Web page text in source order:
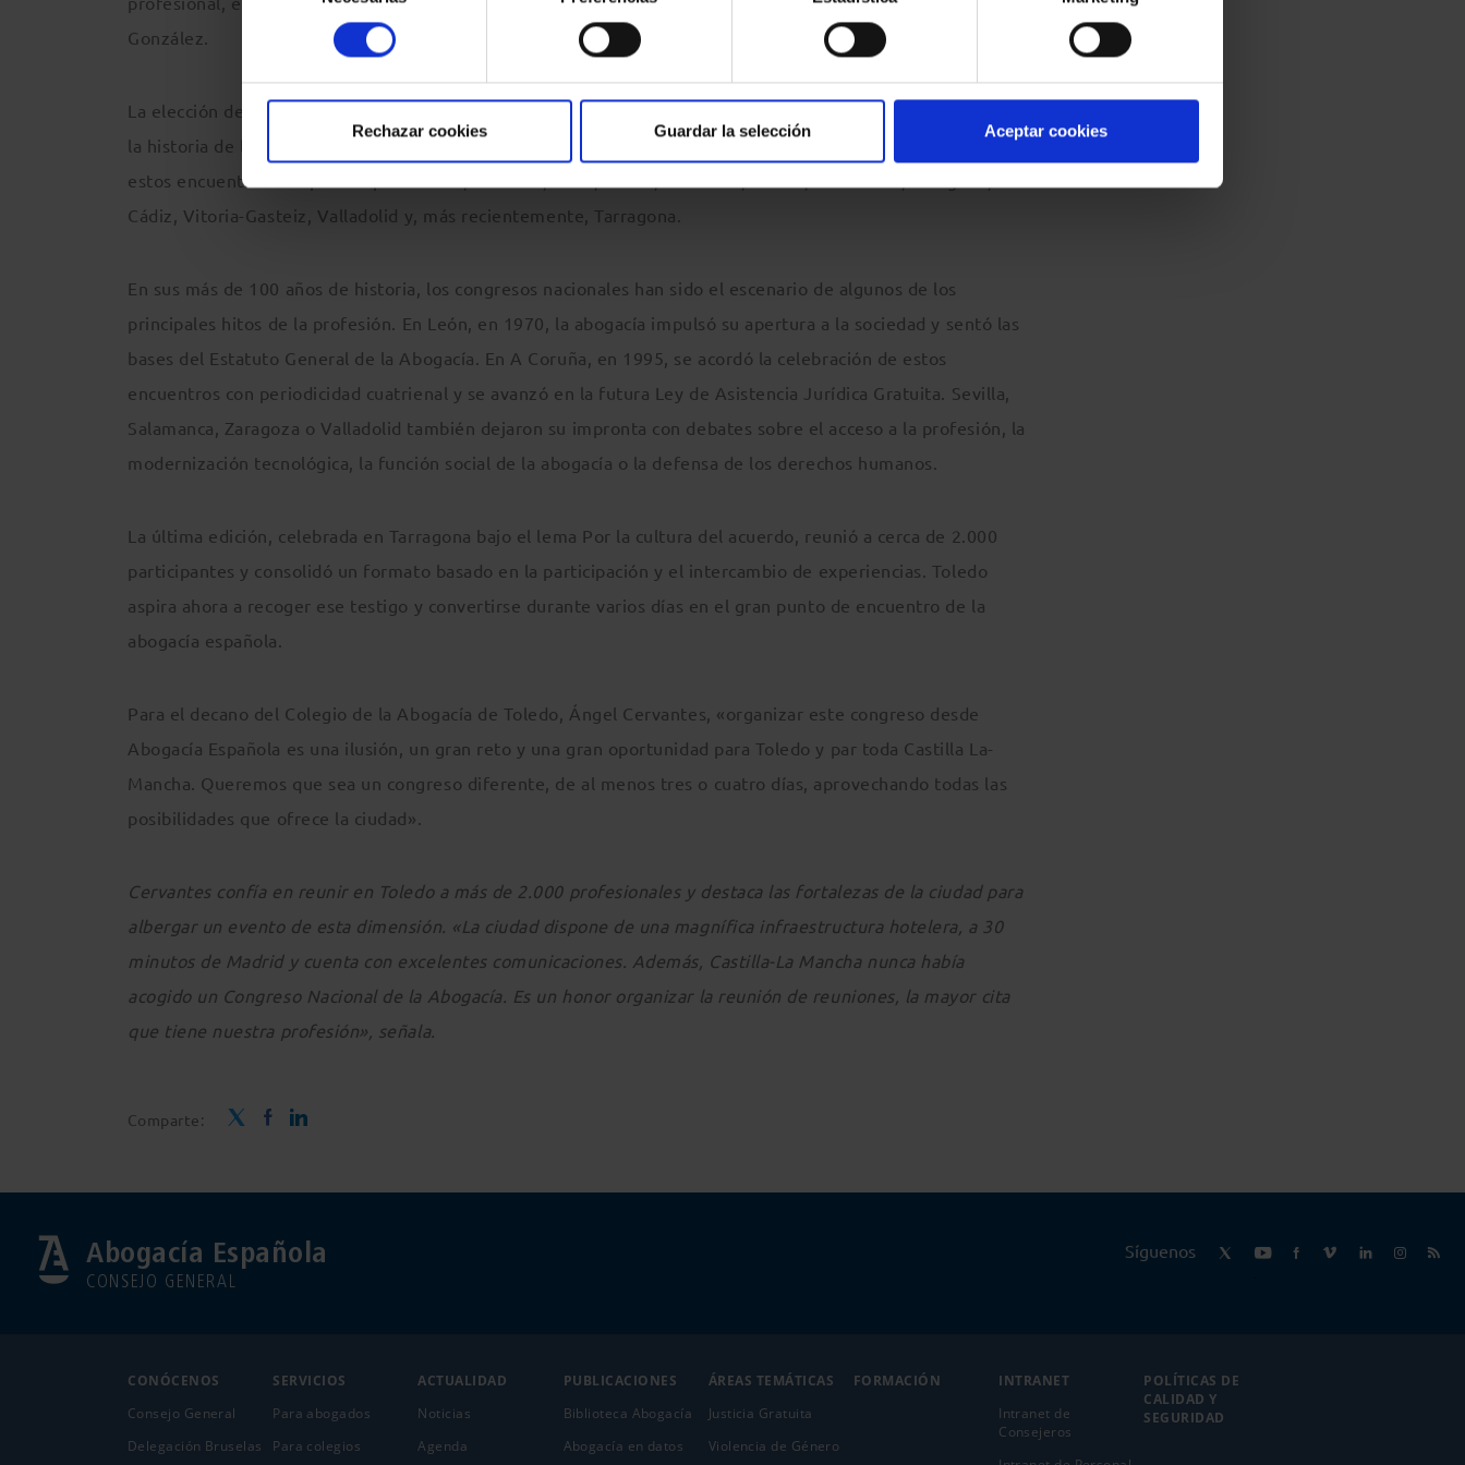
consentimiento
Rechazar cookies Guardar la selección Aceptar cookies
González.
La elección de Toledo incorpora la capital castellano-manchega a una larga lista de ciudades que han escrito
la historia de la abogacía española. Desde el primer Congreso Nacional, celebrado en San Sebastián en 1917,
estos encuentros han pasado por Madrid, Valencia, León, Palma, A Coruña, Sevilla, Salamanca, Zaragoza,
Cádiz, Vitoria-Gasteiz, Valladolid y, más recientemente, Tarragona.
En sus más de 100 años de historia, los congresos nacionales han sido el escenario de algunos de los
principales hitos de la profesión. En León, en 1970, la abogacía impulsó su apertura a la sociedad y sentó las
bases del Estatuto General de la Abogacía. En A Coruña, en 1995, se acordó la celebración de estos
encuentros con periodicidad cuatrienal y se avanzó en la futura Ley de Asistencia Jurídica Gratuita. Sevilla,
Salamanca, Zaragoza o Valladolid también dejaron su impronta con debates sobre el acceso a la profesión, la
modernización tecnológica, la función social de la abogacía o la defensa de los derechos humanos.
La última edición, celebrada en Tarragona bajo el lema Por la cultura del acuerdo, reunió a cerca de 2.000
participantes y consolidó un formato basado en la participación y el intercambio de experiencias. Toledo
aspira ahora a recoger ese testigo y convertirse durante varios días en el gran punto de encuentro de la
abogacía española.
Para el decano del Colegio de la Abogacía de Toledo, Ángel Cervantes, «organizar este congreso desde
Abogacía Española es una ilusión, un gran reto y una gran oportunidad para Toledo y par toda Castilla La-
Mancha. Queremos que sea un congreso diferente, de al menos tres o cuatro días, aprovechando todas las
posibilidades que ofrece la ciudad».
Cervantes confía en reunir en Toledo a más de 2.000 profesionales y destaca las fortalezas de la ciudad para
albergar un evento de esta dimensión. «La ciudad dispone de una magnífica infraestructura hotelera, a 30
minutos de Madrid y cuenta con excelentes comunicaciones. Además, Castilla-La Mancha nunca había
acogido un Congreso Nacional de la Abogacía. Es un honor organizar la reunión de reuniones, la mayor cita
que tiene nuestra profesión», señala.
Comparte:
Abogacía Española
CONSEJO GENERAL
Síguenos
CONÓCENOS
Consejo General
Delegación Bruselas
SERVICIOS
Para abogados
Para colegios
ACTUALIDAD
Noticias
Agenda
PUBLICACIONES
Biblioteca Abogacía
Abogacía en datos
ÁREAS TEMÁTICAS
Justicia Gratuita
Violencia de Género
FORMACIÓN
INTRANET
Intranet de
Consejeros
POLÍTICAS DE
CALIDAD Y
SEGURIDAD